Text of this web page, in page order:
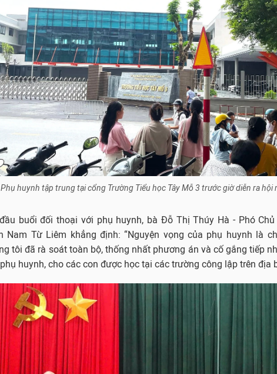
Phụ huynh tập trung tại cổng Trường Tiểu học Tây Mỗ 3 trước giờ diễn ra hội
buổi đối thoại với phụ huynh, bà Đỗ Thị Thúy Hà - Phó
Nam Từ Liêm khẳng định: “Nguyện vọng của phụ huynh là
tôi đã rà soát toàn bộ, thống nhất phương án và cố gắng tiếp
huynh, cho các con được học tại các trường công lập trên địa